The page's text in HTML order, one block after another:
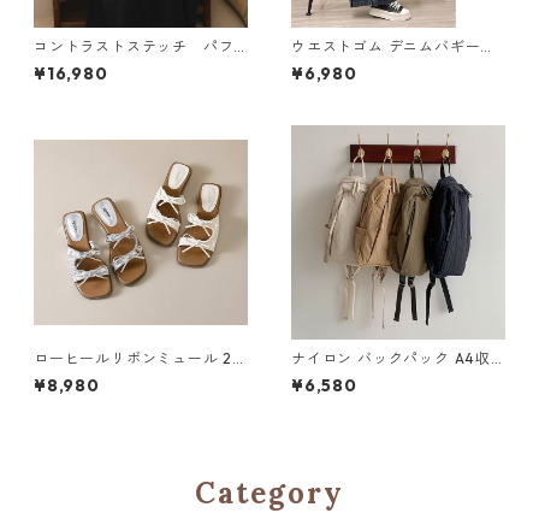
コントラストステッチ パフ
¥16,980
ウエストゴム デニムバギーパ
ンツ 2col Y 260027
¥6,980
ローヒールリボンミュール 2c
ol H 260118
¥8,980
ナイロン バックパック A4収
納可能 4col M 10550
¥6,580
Category